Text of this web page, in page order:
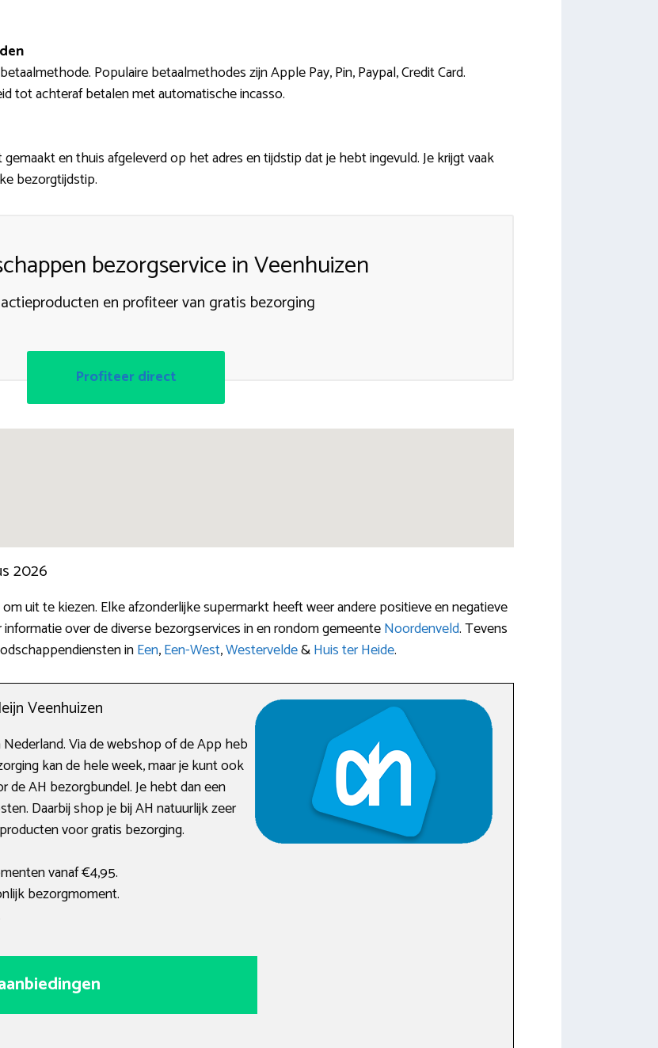
Populaire betaalmethodes zijn Apple Pay, Pin, Paypal, Credit Card.
tot achteraf betalen met automatische incasso.
en thuis afgeleverd op het adres en tijdstip dat je hebt ingevuld. Je krijgt vaak
bezorgtijdstip.
bezorgservice in Veenhuizen
en profiteer van gratis bezorging
Profiteer direct
2026
uit te kiezen. Elke afzonderlijke supermarkt heeft weer andere positieve en negatieve
over de diverse bezorgservices in en rondom gemeenteNoordenveld. Tevens
inEen,Een-West,Westervelde&Huis ter Heide.
Veenhuizen
Via de webshop of de App heb
kan de hele week, maar je kunt ook
de AH bezorgbundel. Je hebt dan een
Daarbij shop je bij AH natuurlijk zeer
voor gratis bezorging.
vanaf €4,95.
bezorgmoment.